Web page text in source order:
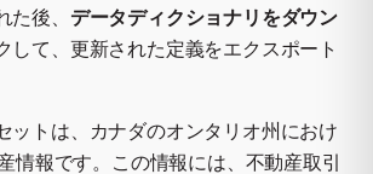
後、 データディクショナリをダウン
して、更新された定義をエクスポート
ットは、カナダのオンタリオ州におけ
情報です。この情報には、不動産取引